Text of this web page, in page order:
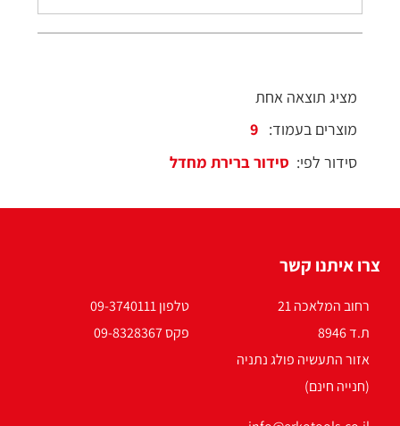
מציג תוצאה אחת
מוצרים בעמוד:
סידור לפי:
צרו איתנו קשר
רחוב המלאכה 21
ת.ד 8946
אזור התעשיה פולג נתניה
(חנייה חינם)
טלפון 09-3740111
פקס 09-8328367